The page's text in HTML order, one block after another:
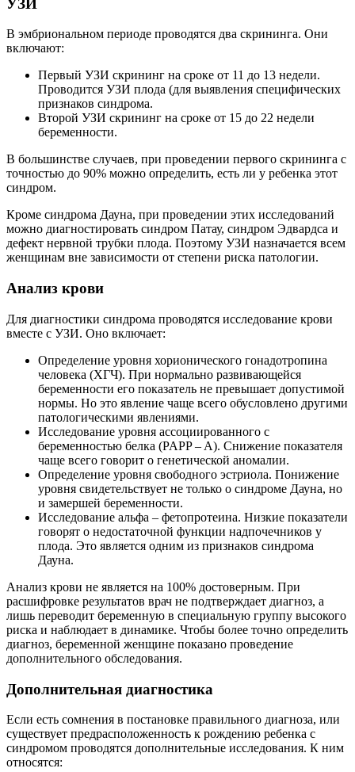
УЗИ
В эмбриональном периоде проводятся два скрининга. Они
включают:
Первый УЗИ скрининг на сроке от 11 до 13 недели.
Проводится УЗИ плода (для выявления специфических
признаков синдрома.
Второй УЗИ скрининг на сроке от 15 до 22 недели
беременности.
В большинстве случаев, при проведении первого скрининга с
точностью до 90% можно определить, есть ли у ребенка этот
синдром.
Кроме синдрома Дауна, при проведении этих исследований
можно диагностировать синдром Патау, синдром Эдвардса и
дефект нервной трубки плода. Поэтому УЗИ назначается всем
женщинам вне зависимости от степени риска патологии.
Анализ крови
Для диагностики синдрома проводятся исследование крови
вместе с УЗИ. Оно включает:
Определение уровня хорионического гонадотропина
человека (ХГЧ). При нормально развивающейся
беременности его показатель не превышает допустимой
нормы. Но это явление чаще всего обусловлено другими
патологическими явлениями.
Исследование уровня ассоциированного с
беременностью белка (PAPP – A). Снижение показателя
чаще всего говорит о генетической аномалии.
Определение уровня свободного эстриола. Понижение
уровня свидетельствует не только о синдроме Дауна, но
и замершей беременности.
Исследование альфа – фетопротеина. Низкие показатели
говорят о недостаточной функции надпочечников у
плода. Это является одним из признаков синдрома
Дауна.
Анализ крови не является на 100% достоверным. При
расшифровке результатов врач не подтверждает диагноз, а
лишь переводит беременную в специальную группу высокого
риска и наблюдает в динамике. Чтобы более точно определить
диагноз, беременной женщине показано проведение
дополнительного обследования.
Дополнительная диагностика
Если есть сомнения в постановке правильного диагноза, или
существует предрасположенность к рождению ребенка с
синдромом проводятся дополнительные исследования. К ним
относятся: